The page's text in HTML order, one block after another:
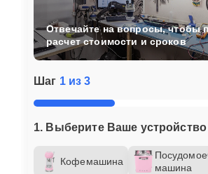
Шаг 1 из 3
1. Выберите Ваше устройство
Кофемашина
машина
Отвечайте на вопросы, чтобы
расчет стоимости и сроков